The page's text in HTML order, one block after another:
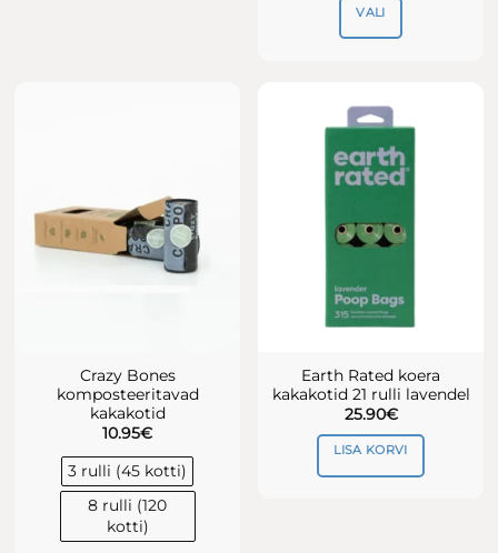
VALI
mitu
varianti.
Valikuid
teha
tootelehel.
Crazy Bones
komposteeritavad
kakakotid
10.95€
3 rulli (45 kotti)
8 rulli (120
kotti)
Earth Rated koera
kakakotid 21 rulli lavendel
25.90€
LISA KORVI